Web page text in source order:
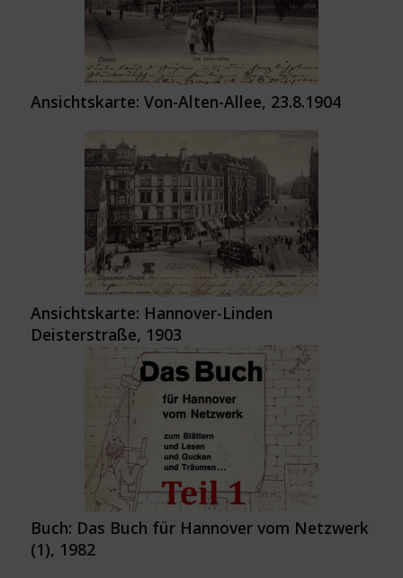
Ansichtskarte: Von-Alten-Allee, 23.8.1904
Ansichtskarte: Hannover-Linden
Deisterstraße, 1903
Buch: Das Buch für Hannover vom Netzwerk
(1), 1982